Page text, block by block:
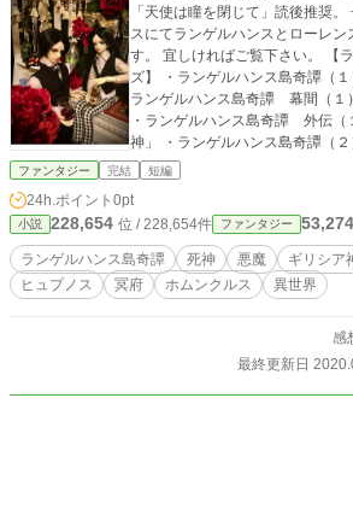
「天使は瞳を閉じて」読後推奨
スにてランゲルハンスとローレンスの会話。
す。 宜しければご覧下さい。 【
ズ】 ・ランゲルハンス島奇譚（
ランゲルハンス島奇譚 幕間（１
・ランゲルハンス島奇譚 外伝（
神」 ・ランゲルハンス島奇譚（
ラックは眠らない（上）」 ・ラン
ルハンス島奇譚 外伝（２）「も
ご覧になるとより楽しめるかと思います。 ＊「
う」「カクヨム」でも掲載して居
ファンタジー 完結 短編
24h.ポイント 0pt
小説 228,654 位 / 228,654件 ファンタジー 53,274
ランゲルハンス島奇譚 死神 悪魔 ギリシア
ヒュプノス
冥府 ホムンクルス 異世界
感
最終更新日